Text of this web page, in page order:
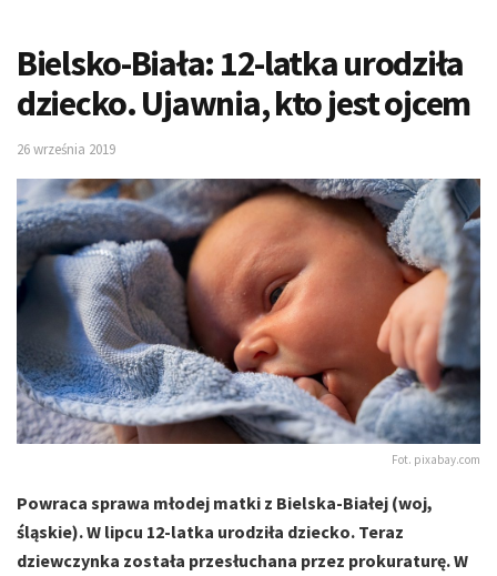
Bielsko-Biała: 12-latka urodziła
dziecko. Ujawnia, kto jest ojcem
26 września 2019
Fot. pixabay.com
Powraca sprawa młodej matki z Bielska-Białej (woj,
śląskie). W lipcu 12-latka urodziła dziecko. Teraz
dziewczynka została przesłuchana przez prokuraturę. W